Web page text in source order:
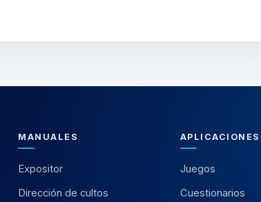
MANUALES
Expositor
Dirección de cultos
APLICACIONES
Juegos
Cuestionarios